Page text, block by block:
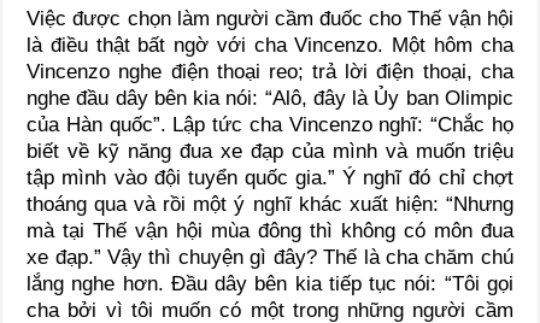
Việc được chọn làm người cầm đuốc cho Thế vận hội
là điều thật bất ngờ với cha Vincenzo. Một hôm cha
Vincenzo nghe điện thoại reo; trả lời điện thoại, cha
nghe đầu dây bên kia nói: “Alô, đây là Ủy ban Olimpic
của Hàn quốc”. Lập tức cha Vincenzo nghĩ: “Chắc họ
biết về kỹ năng đua xe đạp của mình và muốn triệu
tập mình vào đội tuyển quốc gia.” Ý nghĩ đó chỉ chợt
thoáng qua và rồi một ý nghĩ khác xuất hiện: “Nhưng
mà tại Thế vận hội mùa đông thì không có môn đua
xe đạp.” Vậy thì chuyện gì đây? Thế là cha chăm chú
lắng nghe hơn. Đầu dây bên kia tiếp tục nói: “Tôi gọi
cha bởi vì tôi muốn có một trong những người cầm